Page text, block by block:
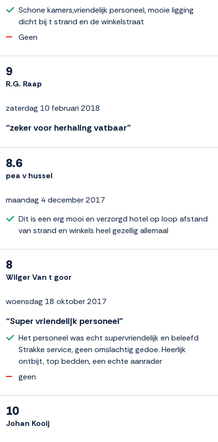
Schone kamers,vriendelijk personeel, mooie ligging
dicht bij t strand en de winkelstraat
Geen
9
R.G. Raap
zaterdag 10 februari 2018
“zeker voor herhaling vatbaar”
8.6
pea v hussel
maandag 4 december 2017
Dit is een erg mooi en verzorgd hotel op loop afstand
van strand en winkels heel gezellig allemaal
8
Wilger Van t goor
woensdag 18 oktober 2017
“Super vriendelijk personeel”
Het personeel was echt supervriendelijk en beleefd
Strakke service, geen omslachtig gedoe. Heerlijk
ontbijt, top bedden, een echte aanrader
geen
10
Johan Kooij